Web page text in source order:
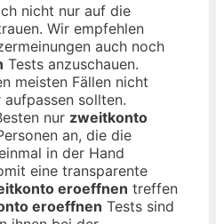
nicht nur auf die
Wir empfehlen
auch noch
Tests anzuschauen.
meisten Fällen nicht
aufpassen sollten.
nur zweitkonto
an, die die
in der Hand
eine transparente
eroeffnen treffen
eroeffnen Tests sind